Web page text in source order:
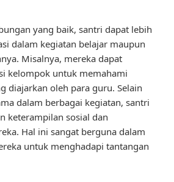
yang baik, santri dapat lebih
dalam kegiatan belajar maupun
Misalnya, mereka dapat
kelompok untuk memahami
diajarkan oleh para guru. Selain
dalam berbagai kegiatan, santri
keterampilan sosial dan
Hal ini sangat berguna dalam
untuk menghadapi tantangan